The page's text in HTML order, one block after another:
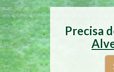
Precisa